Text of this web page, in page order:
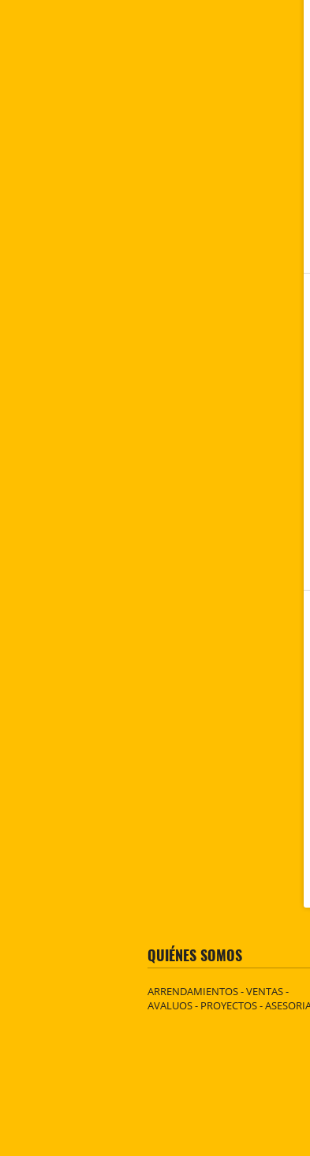
QUIÉNES SOMOS
ARRENDAMIENTOS - VENTAS -
AVALUOS - PROYECTOS -